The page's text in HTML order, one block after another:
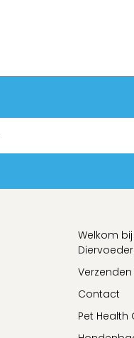
Welkom
Contact
Pet Health